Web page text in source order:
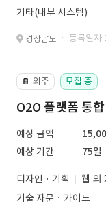
기타(내부 시스템)
경상남도 · 등록일자
📔 외주 모집 중
O2O 플랫폼 통
예상 금액
예상 기간
75일
디자인 · 기획
웹 외
기술 자문ㆍ가이드